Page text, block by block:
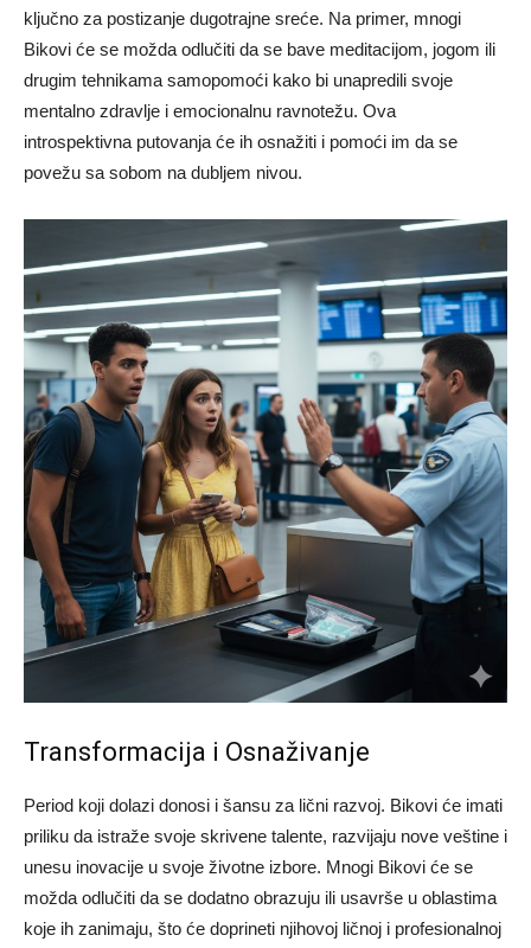
ključno za postizanje dugotrajne sreće. Na primer, mnogi
Bikovi će se možda odlučiti da se bave meditacijom, jogom ili
drugim tehnikama samopomoći kako bi unapredili svoje
mentalno zdravlje i emocionalnu ravnotežu. Ova
introspektivna putovanja će ih osnažiti i pomoći im da se
povežu sa sobom na dubljem nivou.
Transformacija i Osnaživanje
Period koji dolazi donosi i šansu za lični razvoj. Bikovi će imati
priliku da istraže svoje skrivene talente, razvijaju nove veštine i
unesu inovacije u svoje životne izbore. Mnogi Bikovi će se
možda odlučiti da se dodatno obrazuju ili usavrše u oblastima
koje ih zanimaju, što će doprineti njihovoj ličnoj i profesionalnoj